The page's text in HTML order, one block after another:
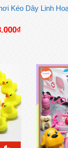
tại
Kéo Dây Linh
₫
33.000₫.